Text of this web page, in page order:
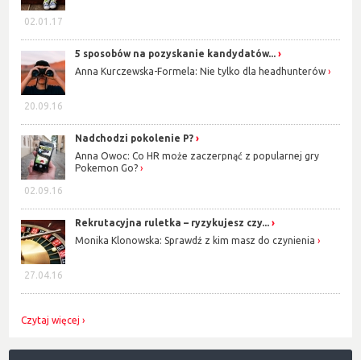
02.01.17
20.09.16
5 sposobów na pozyskanie kandydatów...
Anna Kurczewska-Formela: Nie tylko dla headhunterów
02.09.16
Nadchodzi pokolenie P?
Anna Owoc: Co HR może zaczerpnąć z popularnej gry
Pokemon Go?
27.04.16
Rekrutacyjna ruletka – ryzykujesz czy...
Monika Klonowska: Sprawdź z kim masz do czynienia
Czytaj więcej